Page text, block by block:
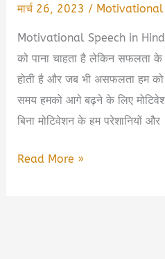
मार्च 26, 2023 / Motivational
Motivational Speech in
को पाना चाहता है लेकिन सफलता
होती है और जब भी असफलता हम
समय हमको आगे बढ़ने के लिए
बिना मोटिवेशन के हम परेशानियों और
Powerful
Read More »